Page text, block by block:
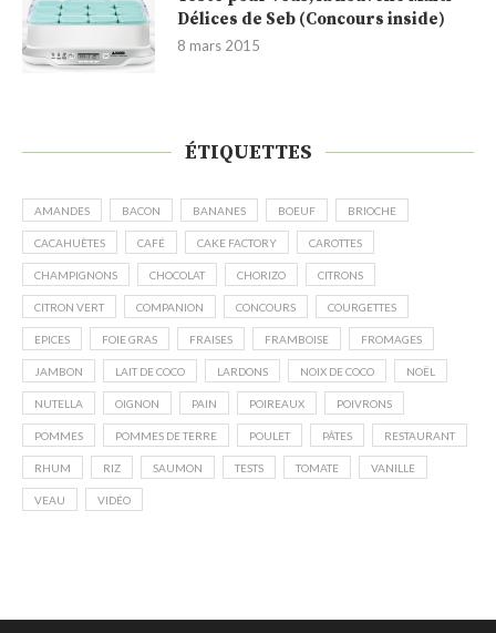
Délices de Seb (Concours inside)
8 mars 2015
ÉTIQUETTES
AMANDES BACON BANANES BOEUF BRIOCHE
CACAHUÈTES CAFÉ CAKE FACTORY CAROTTES
CHAMPIGNONS CHOCOLAT CHORIZO CITRONS
CITRON VERT COMPANION CONCOURS COURGETTES
EPICES FOIE GRAS FRAISES FRAMBOISE FROMAGES
JAMBON LAIT DE COCO LARDONS NOIX DE COCO NOËL
NUTELLA OIGNON PAIN POIREAUX POIVRONS
POMMES POMMES DE TERRE POULET PÂTES RESTAURANT
RHUM RIZ SAUMON TESTS TOMATE VANILLE
VEAU VIDÉO